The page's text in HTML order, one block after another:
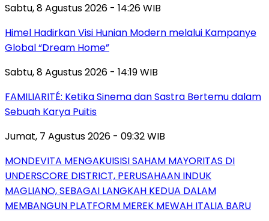
Sabtu, 8 Agustus 2026 - 14:26 WIB
Himel Hadirkan Visi Hunian Modern melalui Kampanye
Global “Dream Home”
Sabtu, 8 Agustus 2026 - 14:19 WIB
FAMILIARITÉ: Ketika Sinema dan Sastra Bertemu dalam
Sebuah Karya Puitis
Jumat, 7 Agustus 2026 - 09:32 WIB
MONDEVITA MENGAKUISISI SAHAM MAYORITAS DI
UNDERSCORE DISTRICT, PERUSAHAAN INDUK
MAGLIANO, SEBAGAI LANGKAH KEDUA DALAM
MEMBANGUN PLATFORM MEREK MEWAH ITALIA BARU